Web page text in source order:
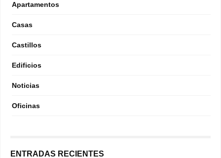
Apartamentos
Casas
Castillos
Edificios
Noticias
Oficinas
ENTRADAS RECIENTES